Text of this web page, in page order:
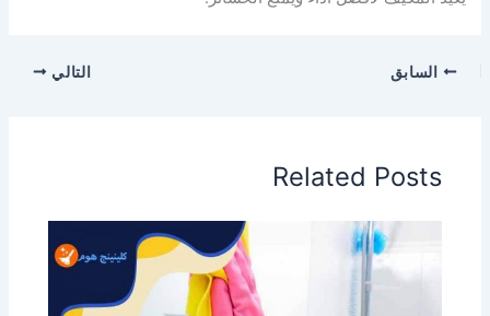
السابق التالي
Related Posts